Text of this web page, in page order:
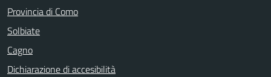
Provincia di Como
Solbiate
Cagno
Dichiarazione di accesibilità